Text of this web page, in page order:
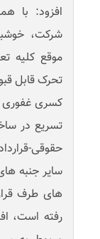
افزود: با
شرکت،
موقع کلیه
تحرک قابل
کسری غفوری
تسریع در
حقوقی-
سایر جنبه
های طرف
رفته است،